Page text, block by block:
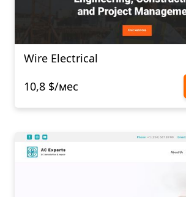
Wire Electrical
10,8 $/мес